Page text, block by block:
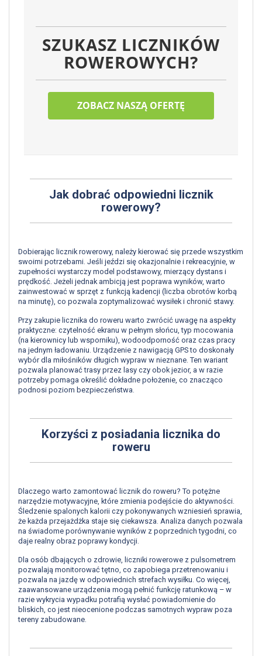
SZUKASZ LICZNIKÓW
ROWEROWYCH?
ZOBACZ NASZĄ OFERTĘ
Jak dobrać odpowiedni licznik
rowerowy?
Dobierając licznik rowerowy, należy kierować się przede wszystkim
swoimi potrzebami. Jeśli jeździ się okazjonalnie i rekreacyjnie, w
zupełności wystarczy model podstawowy, mierzący dystans i
prędkość. Jeżeli jednak ambicją jest poprawa wyników, warto
zainwestować w sprzęt z funkcją kadencji (liczba obrotów korbą
na minutę), co pozwala zoptymalizować wysiłek i chronić stawy.
Przy zakupie licznika do roweru warto zwrócić uwagę na aspekty
praktyczne: czytelność ekranu w pełnym słońcu, typ mocowania
(na kierownicy lub wsporniku), wodoodporność oraz czas pracy
na jednym ładowaniu. Urządzenie z nawigacją GPS to doskonały
wybór dla miłośników długich wypraw w nieznane. Ten wariant
pozwala planować trasy przez lasy czy obok jezior, a w razie
potrzeby pomaga określić dokładne położenie, co znacząco
podnosi poziom bezpieczeństwa.
Korzyści z posiadania licznika do
roweru
Dlaczego warto zamontować licznik do roweru? To potężne
narzędzie motywacyjne, które zmienia podejście do aktywności.
Śledzenie spalonych kalorii czy pokonywanych wzniesień sprawia,
że każda przejażdżka staje się ciekawsza. Analiza danych pozwala
na świadome porównywanie wyników z poprzednich tygodni, co
daje realny obraz poprawy kondycji.
Dla osób dbających o zdrowie, liczniki rowerowe z pulsometrem
pozwalają monitorować tętno, co zapobiega przetrenowaniu i
pozwala na jazdę w odpowiednich strefach wysiłku. Co więcej,
zaawansowane urządzenia mogą pełnić funkcję ratunkową – w
razie wykrycia wypadku potrafią wysłać powiadomienie do
bliskich, co jest nieocenione podczas samotnych wypraw poza
tereny zabudowane.